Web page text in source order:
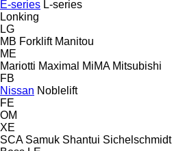
E-series L-series
Lonking
LG
MB Forklift Manitou
ME
Mariotti Maximal MiMA Mitsubishi
FB
Nissan Noblelift
FE
OM
XE
SCA Samuk Shantui Sichelschmidt